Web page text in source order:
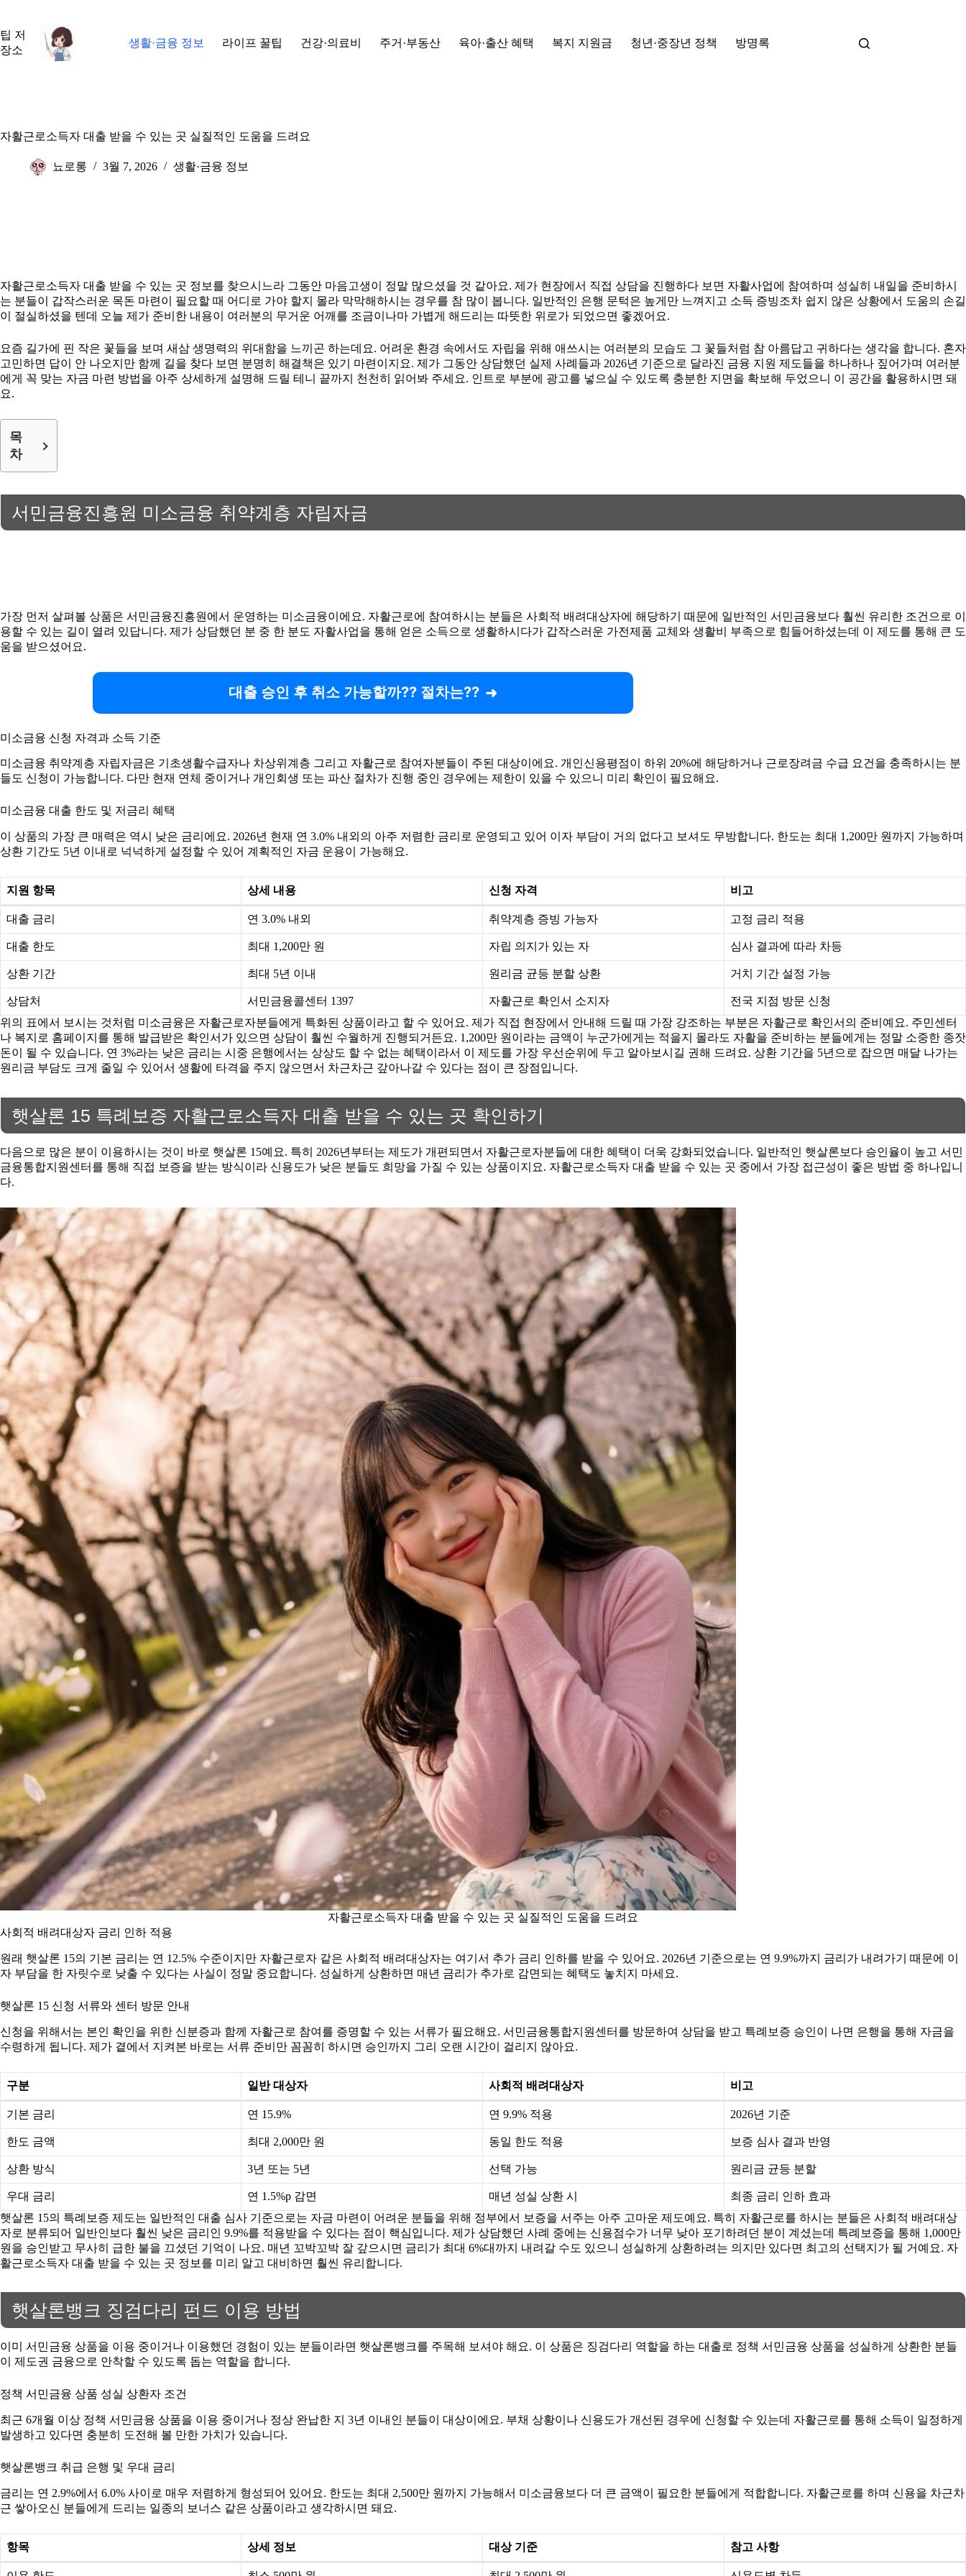
으
로
팁 저
장소
생활·금융 정보 라이프 꿀팁 건강·의료비 주거·부동산 육아·출산 혜택 복지 지원금 청년·중장년 정책 방명록
자활근로소득자 대출 받을 수 있는 곳 실질적인 도움을 드려요
뇨로롱 3월 7, 2026 생활·금융 정보
자활근로소득자 대출 받을 수 있는 곳 정보를 찾으시느라 그동안 마음고생이 정말 많으셨을 것 같아요. 제가 현장에서 직접 상담을 진행하다 보면 자활사업에 참여하며 성실히 내일을 준비하시
는 분들이 갑작스러운 목돈 마련이 필요할 때 어디로 가야 할지 몰라 막막해하시는 경우를 참 많이 봅니다. 일반적인 은행 문턱은 높게만 느껴지고 소득 증빙조차 쉽지 않은 상황에서 도움의 손길
이 절실하셨을 텐데 오늘 제가 준비한 내용이 여러분의 무거운 어깨를 조금이나마 가볍게 해드리는 따뜻한 위로가 되었으면 좋겠어요.
요즘 길가에 핀 작은 꽃들을 보며 새삼 생명력의 위대함을 느끼곤 하는데요. 어려운 환경 속에서도 자립을 위해 애쓰시는 여러분의 모습도 그 꽃들처럼 참 아름답고 귀하다는 생각을 합니다. 혼자
고민하면 답이 안 나오지만 함께 길을 찾다 보면 분명히 해결책은 있기 마련이지요. 제가 그동안 상담했던 실제 사례들과 2026년 기준으로 달라진 금융 지원 제도들을 하나하나 짚어가며 여러분
에게 꼭 맞는 자금 마련 방법을 아주 상세하게 설명해 드릴 테니 끝까지 천천히 읽어봐 주세요. 인트로 부분에 광고를 넣으실 수 있도록 충분한 지면을 확보해 두었으니 이 공간을 활용하시면 돼
요.
목
차
서민금융진흥원 미소금융 취약계층 자립자금
가장 먼저 살펴볼 상품은 서민금융진흥원에서 운영하는 미소금융이에요. 자활근로에 참여하시는 분들은 사회적 배려대상자에 해당하기 때문에 일반적인 서민금융보다 훨씬 유리한 조건으로 이
용할 수 있는 길이 열려 있답니다. 제가 상담했던 분 중 한 분도 자활사업을 통해 얻은 소득으로 생활하시다가 갑작스러운 가전제품 교체와 생활비 부족으로 힘들어하셨는데 이 제도를 통해 큰 도
움을 받으셨어요.
대출 승인 후 취소 가능할까?? 절차는??
미소금융 신청 자격과 소득 기준
미소금융 취약계층 자립자금은 기초생활수급자나 차상위계층 그리고 자활근로 참여자분들이 주된 대상이에요. 개인신용평점이 하위 20%에 해당하거나 근로장려금 수급 요건을 충족하시는 분
들도 신청이 가능합니다. 다만 현재 연체 중이거나 개인회생 또는 파산 절차가 진행 중인 경우에는 제한이 있을 수 있으니 미리 확인이 필요해요.
미소금융 대출 한도 및 저금리 혜택
이 상품의 가장 큰 매력은 역시 낮은 금리에요. 2026년 현재 연 3.0% 내외의 아주 저렴한 금리로 운영되고 있어 이자 부담이 거의 없다고 보셔도 무방합니다. 한도는 최대 1,200만 원까지 가능하며
상환 기간도 5년 이내로 넉넉하게 설정할 수 있어 계획적인 자금 운용이 가능해요.
지원 항목 상세 내용 신청 자격 비고
대출 금리 연 3.0% 내외 취약계층 증빙 가능자 고정 금리 적용
대출 한도 최대 1,200만 원 자립 의지가 있는 자 심사 결과에 따라 차등
상환 기간 최대 5년 이내 원리금 균등 분할 상환 거치 기간 설정 가능
상담처 서민금융콜센터 1397 자활근로 확인서 소지자
전국 지점 방문 신청
위의 표에서 보시는 것처럼 미소금융은 자활근로자분들에게 특화된 상품이라고 할 수 있어요. 제가 직접 현장에서 안내해 드릴 때 가장 강조하는 부분은 자활근로 확인서의 준비예요. 주민센터
나 복지로 홈페이지를 통해 발급받은 확인서가 있으면 상담이 훨씬 수월하게 진행되거든요. 1,200만 원이라는 금액이 누군가에게는 적을지 몰라도 자활을 준비하는 분들에게는 정말 소중한 종잣
돈이 될 수 있습니다. 연 3%라는 낮은 금리는 시중 은행에서는 상상도 할 수 없는 혜택이라서 이 제도를 가장 우선순위에 두고 알아보시길 권해 드려요. 상환 기간을 5년으로 잡으면 매달 나가는
원리금 부담도 크게 줄일 수 있어서 생활에 타격을 주지 않으면서 차근차근 갚아나갈 수 있다는 점이 큰 장점입니다.
햇살론 15 특례보증 자활근로소득자 대출 받을 수 있는 곳 확인하기
다음으로 많은 분이 이용하시는 것이 바로 햇살론 15예요. 특히 2026년부터는 제도가 개편되면서 자활근로자분들에 대한 혜택이 더욱 강화되었습니다. 일반적인 햇살론보다 승인율이 높고 서민
금융통합지원센터를 통해 직접 보증을 받는 방식이라 신용도가 낮은 분들도 희망을 가질 수 있는 상품이지요. 자활근로소득자 대출 받을 수 있는 곳 중에서 가장 접근성이 좋은 방법 중 하나입니
다.
자활근로소득자 대출 받을 수 있는 곳 실질적인 도움을 드려요
사회적 배려대상자 금리 인하 적용
원래 햇살론 15의 기본 금리는 연 12.5% 수준이지만 자활근로자 같은 사회적 배려대상자는 여기서 추가 금리 인하를 받을 수 있어요. 2026년 기준으로는 연 9.9%까지 금리가 내려가기 때문에 이
자 부담을 한 자릿수로 낮출 수 있다는 사실이 정말 중요합니다. 성실하게 상환하면 매년 금리가 추가로 감면되는 혜택도 놓치지 마세요.
햇살론 15 신청 서류와 센터 방문 안내
신청을 위해서는 본인 확인을 위한 신분증과 함께 자활근로 참여를 증명할 수 있는 서류가 필요해요. 서민금융통합지원센터를 방문하여 상담을 받고 특례보증 승인이 나면 은행을 통해 자금을
수령하게 됩니다. 제가 곁에서 지켜본 바로는 서류 준비만 꼼꼼히 하시면 승인까지 그리 오랜 시간이 걸리지 않아요.
구분 일반 대상자 사회적 배려대상자 비고
기본 금리 연 15.9% 연 9.9% 적용 2026년 기준
한도 금액 최대 2,000만 원 동일 한도 적용 보증 심사 결과 반영
상환 방식 3년 또는 5년 선택 가능 원리금 균등 분할
우대 금리 연 1.5%p 감면 매년 성실 상환 시
최종 금리 인하 효과
햇살론 15의 특례보증 제도는 일반적인 대출 심사 기준으로는 자금 마련이 어려운 분들을 위해 정부에서 보증을 서주는 아주 고마운 제도예요. 특히 자활근로를 하시는 분들은 사회적 배려대상
자로 분류되어 일반인보다 훨씬 낮은 금리인 9.9%를 적용받을 수 있다는 점이 핵심입니다. 제가 상담했던 사례 중에는 신용점수가 너무 낮아 포기하려던 분이 계셨는데 특례보증을 통해 1,000만
원을 승인받고 무사히 급한 불을 끄셨던 기억이 나요. 매년 꼬박꼬박 잘 갚으시면 금리가 최대 6%대까지 내려갈 수도 있으니 성실하게 상환하려는 의지만 있다면 최고의 선택지가 될 거예요. 자
활근로소득자 대출 받을 수 있는 곳 정보를 미리 알고 대비하면 훨씬 유리합니다.
햇살론뱅크 징검다리 펀드 이용 방법
이미 서민금융 상품을 이용 중이거나 이용했던 경험이 있는 분들이라면 햇살론뱅크를 주목해 보셔야 해요. 이 상품은 징검다리 역할을 하는 대출로 정책 서민금융 상품을 성실하게 상환한 분들
이 제도권 금융으로 안착할 수 있도록 돕는 역할을 합니다.
정책 서민금융 상품 성실 상환자 조건
최근 6개월 이상 정책 서민금융 상품을 이용 중이거나 정상 완납한 지 3년 이내인 분들이 대상이에요. 부채 상황이나 신용도가 개선된 경우에 신청할 수 있는데 자활근로를 통해 소득이 일정하게
발생하고 있다면 충분히 도전해 볼 만한 가치가 있습니다.
햇살론뱅크 취급 은행 및 우대 금리
금리는 연 2.9%에서 6.0% 사이로 매우 저렴하게 형성되어 있어요. 한도는 최대 2,500만 원까지 가능해서 미소금융보다 더 큰 금액이 필요한 분들에게 적합합니다. 자활근로를 하며 신용을 차근차
근 쌓아오신 분들에게 드리는 일종의 보너스 같은 상품이라고 생각하시면 돼요.
항목 상세 정보 대상 기준 참고 사항